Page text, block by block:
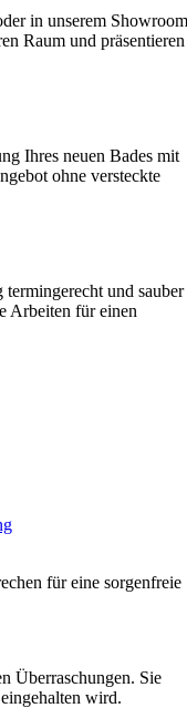
in unserem
Raum und präsentieren
Ihres neuen Bades mit
ohne versteckte
termingerecht und sauber
Arbeiten für einen
für eine sorgenfreie
Überraschungen. Sie
wird.